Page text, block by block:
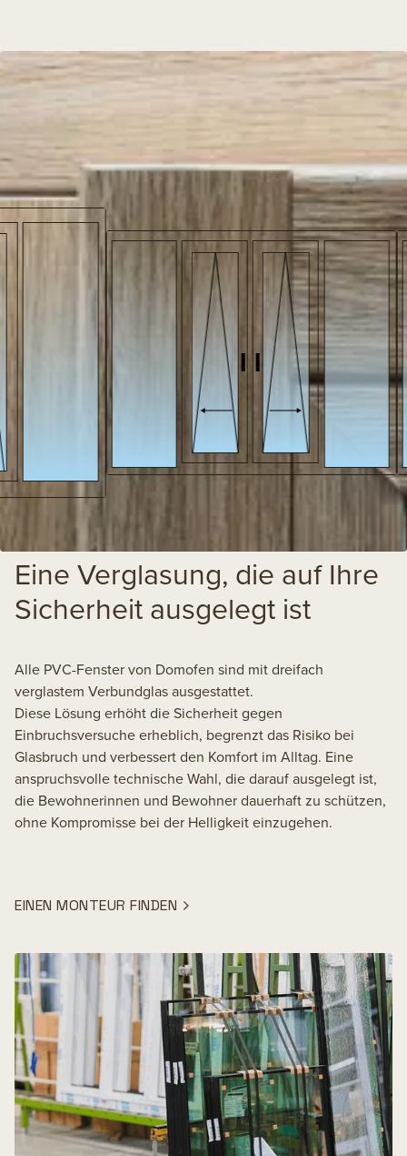
Entdecken Sie alle
verfügbaren Varianten
Eine Verglasung, die auf Ihre
Sicherheit ausgelegt ist
Alle PVC-Fenster von Domofen sind mit dreifach
verglastem Verbundglas ausgestattet.
Diese Lösung erhöht die Sicherheit gegen
Einbruchsversuche erheblich, begrenzt das Risiko bei
Glasbruch und verbessert den Komfort im Alltag. Eine
anspruchsvolle technische Wahl, die darauf ausgelegt ist,
die Bewohnerinnen und Bewohner dauerhaft zu schützen,
ohne Kompromisse bei der Helligkeit einzugehen.
EINEN MONTEUR FINDEN